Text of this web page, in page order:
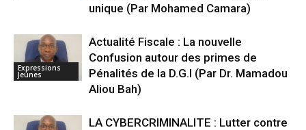
unique (Par Mohamed Camara)
Expressions
Jeunes
Actualité Fiscale : La nouvelle
Confusion autour des primes de
Pénalités de la D.G.I (Par Dr. Mamadou
Aliou Bah)
LA CYBERCRIMINALITE : Lutter contre